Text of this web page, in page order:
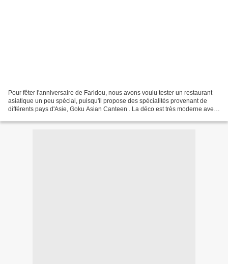
Pour fêter l'anniversaire de Faridou, nous avons voulu tester un restaurant
asiatique un peu spécial, puisqu'il propose des spécialités provenant de
différents pays d'Asie, Goku Asian Canteen . La déco est très moderne avec